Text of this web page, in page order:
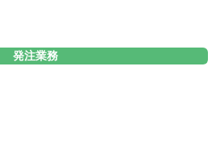
発注業務